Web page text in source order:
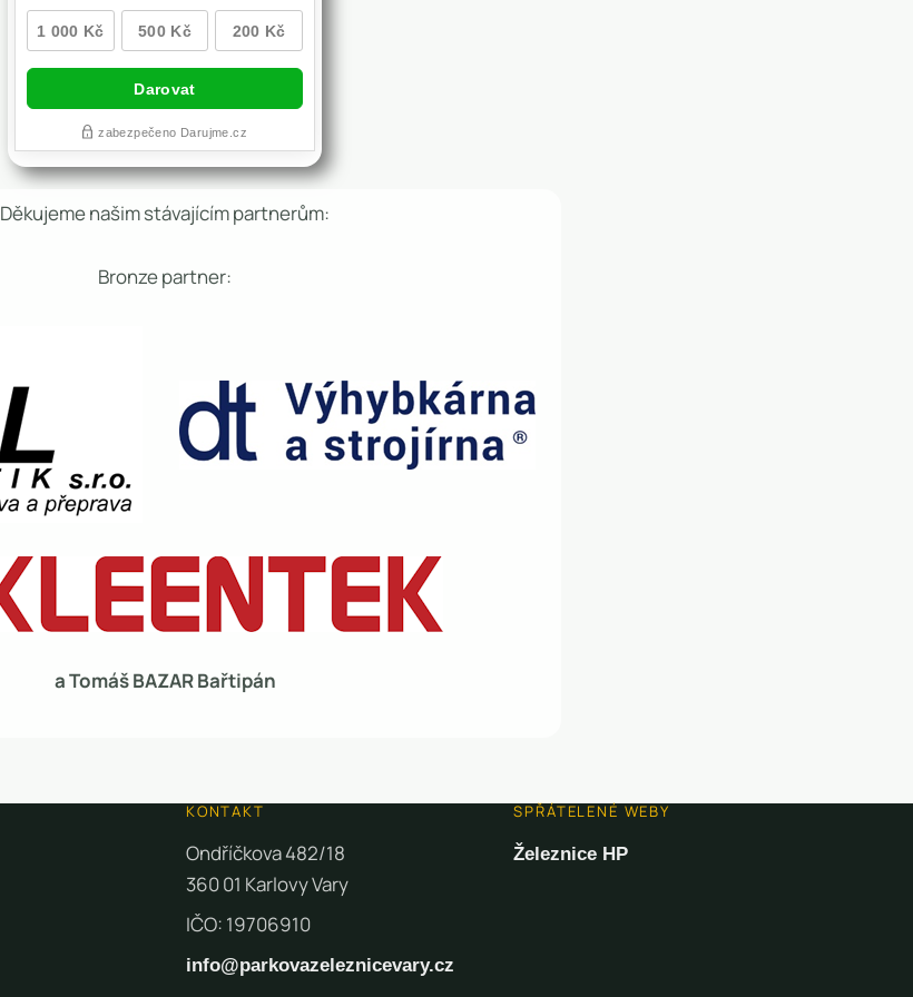
Děkujeme našim stávajícím partnerům:
Bronze partner:
a Tomáš BAZAR Bařtipán
KONTAKT
Ondříčkova 482/18
360 01 Karlovy Vary
IČO: 19706910
info@parkovazeleznicevary.cz
SPŘÁTELENÉ WEBY
Železnice HP